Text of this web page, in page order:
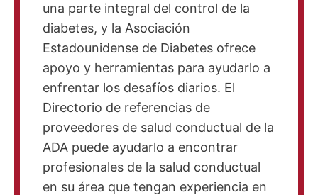
una parte integral del control de la
diabetes, y la Asociación
Estadounidense de Diabetes ofrece
apoyo y herramientas para ayudarlo a
enfrentar los desafíos diarios. El
Directorio de referencias de
proveedores de salud conductual de la
ADA puede ayudarlo a encontrar
profesionales de la salud conductual
en su área que tengan experiencia en